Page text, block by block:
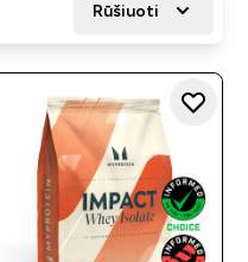
Rūšiuoti